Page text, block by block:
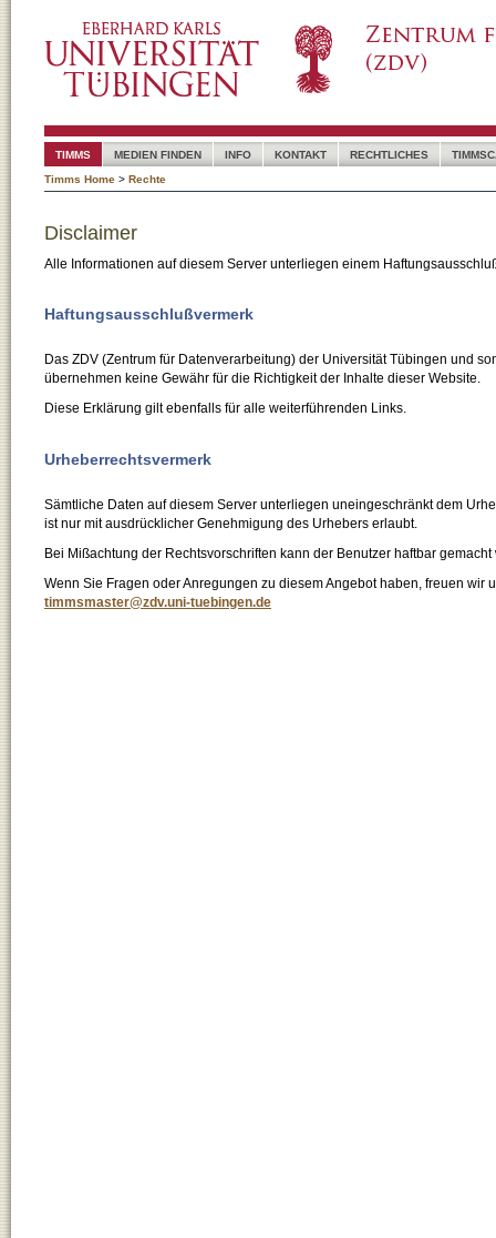
TIMMS MEDIEN FINDEN INFO KONTAKT RECHTLICHES
Timms Home > Rechte
Disclaimer
Alle Informationen auf diesem Server unterliegen einem
Haftungsausschlußvermerk
Das ZDV (Zentrum für Datenverarbeitung) der Universität Tübingen und
übernehmen keine Gewähr für die Richtigkeit der Inhalte dieser Website.
Diese Erklärung gilt ebenfalls für alle weiterführenden Links.
Urheberrechtsvermerk
Sämtliche Daten auf diesem Server unterliegen uneingeschränkt dem
ist nur mit ausdrücklicher Genehmigung des Urhebers erlaubt.
Bei Mißachtung der Rechtsvorschriften kann der Benutzer haftbar gemacht
Wenn Sie Fragen oder Anregungen zu diesem Angebot haben, freuen wir
timmsmaster@zdv.uni-tuebingen.de